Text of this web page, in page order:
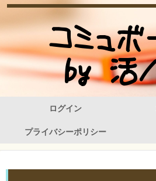
ログイン
プライバシーポリシー